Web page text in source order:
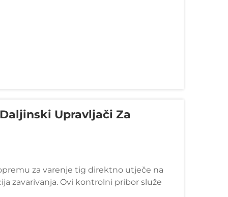
Upravljači Za
za varenje tig direktno utječe na
zavarivanja. Ovi kontrolni pribor služe